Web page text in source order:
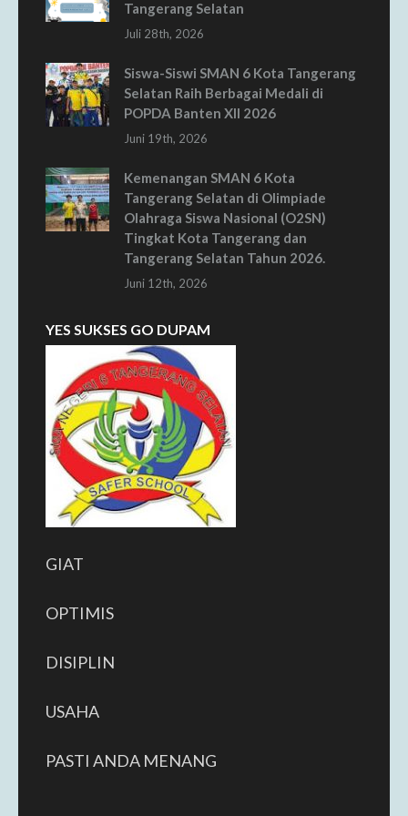
Tangerang Selatan
Juli 28th, 2026
Siswa-Siswi SMAN 6 Kota Tangerang
Selatan Raih Berbagai Medali di
POPDA Banten XII 2026
Juni 19th, 2026
Kemenangan SMAN 6 Kota
Tangerang Selatan di Olimpiade
Olahraga Siswa Nasional (O2SN)
Tingkat Kota Tangerang dan
Tangerang Selatan Tahun 2026.
Juni 12th, 2026
YES SUKSES GO DUPAM
GIAT
OPTIMIS
DISIPLIN
USAHA
PASTI ANDA MENANG